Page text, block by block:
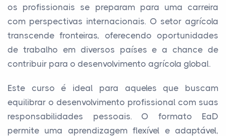
os profissionais se preparam para uma carreira
com perspectivas internacionais. O setor agrícola
transcende fronteiras, oferecendo oportunidades
de trabalho em diversos países e a chance de
contribuir para o desenvolvimento agrícola global.
Este curso é ideal para aqueles que buscam
equilibrar o desenvolvimento profissional com suas
responsabilidades pessoais. O formato EaD
permite uma aprendizagem flexível e adaptável,